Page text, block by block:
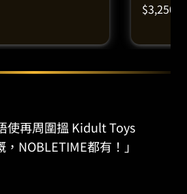
$3,250
使再周圍搵 Kidult Toys
NOBLETIME都有！」